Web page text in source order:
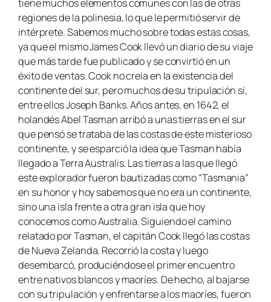
tiene muchos elementos comunes con las de otras
regiones de la polinesia, lo que le permitió servir de
intérprete. Sabemos mucho sobre todas estas cosas,
ya que el mismo James Cook llevó un diario de su viaje
que más tarde fue publicado y se convirtió en un
éxito de ventas. Cook no creía en la existencia del
continente del sur, pero muchos de su tripulación sí,
entre ellos Joseph Banks. Años antes, en 1642, el
holandés Abel Tasman arribó a unas tierras en el sur
que pensó se trataba de las costas de este misterioso
continente, y se esparció la idea que Tasman había
llegado a Terra Australis. Las tierras a las que llegó
este explorador fueron bautizadas como “Tasmania”
en su honor y hoy sabemos que no era un continente,
sino una isla frente a otra gran isla que hoy
conocemos como Australia. Siguiendo el camino
relatado por Tasman, el capitán Cook llegó las costas
de Nueva Zelanda. Recorrió la costa y luego
desembarcó, produciéndose el primer encuentro
entre nativos blancos y maoríes. De hecho, al bajarse
con su tripulación y enfrentarse a los maoríes, fueron